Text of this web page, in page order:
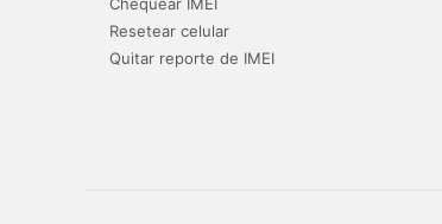
Resetear celular
Quitar reporte de IMEI